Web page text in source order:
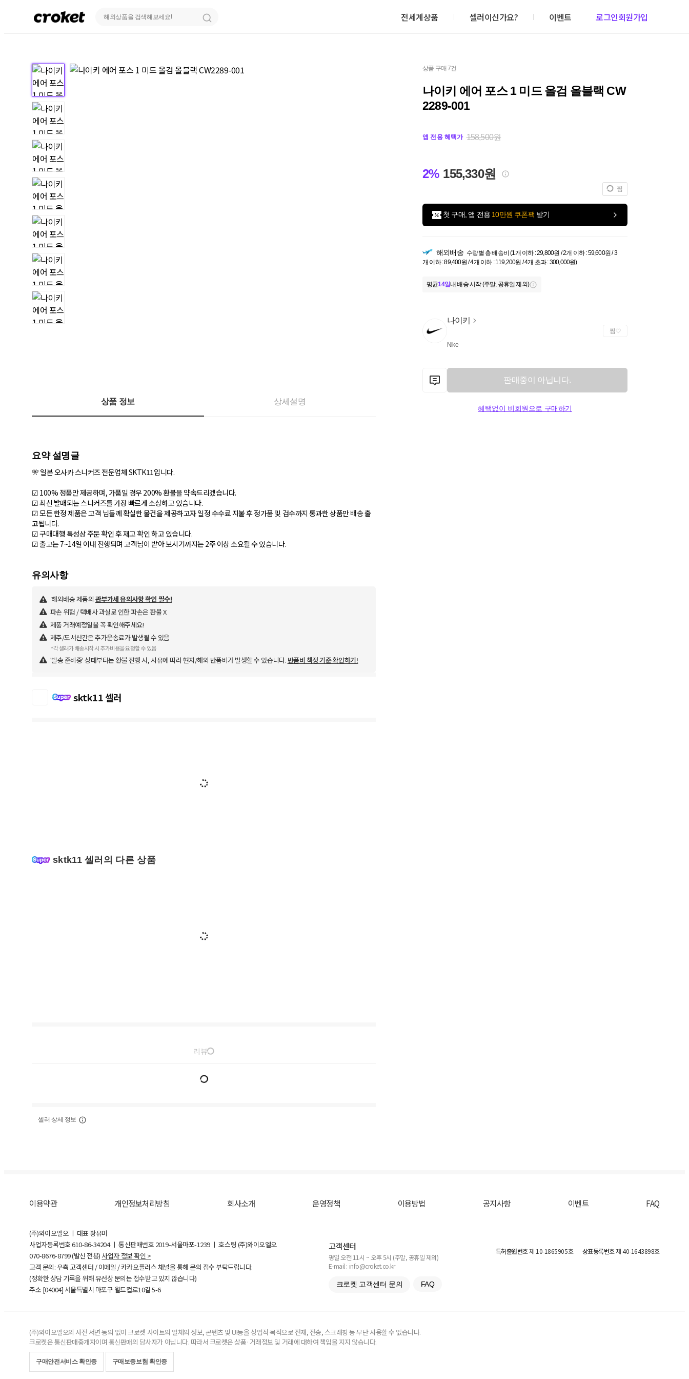
전세계상품 셀러이신가요? 이벤트 로그인회원가입
상품 구매 7건
나이키 에어 포스 1 미드 올검 올블랙 CW
2289-001
앱 전용 혜택가 158,500원
2% 155,330원
찜
첫 구매, 앱 전용 10만원 쿠폰팩 받기
해외배송 수량별 총 배송비 (1개 이하 : 29,800원 / 2개 이하 : 59,600원 / 3
개 이하 : 89,400원 / 4개 이하 : 119,200원 / 4개 초과 : 300,000원)
평균14일내 배송 시작 (주말, 공휴일 제외)
나이키
Nike
찜
판매중이 아닙니다.
혜택없이 비회원으로 구매하기
상품 정보 상세설명
요약 설명글
🎌 일본 오사카 스니커즈 전문업체 SKTK11입니다.
☑ 100% 정품만 제공하며, 가품일 경우 200% 환불을 약속드리겠습니다.
☑ 최신 발매되는 스니커즈를 가장 빠르게 소싱하고 있습니다.
☑ 모든 한정 제품은 고객 님들께 확실한 물건을 제공하고자 일정 수수료 지불 후 정가품 및 검수까지 통과한 상품만 배송 출
고됩니다.
☑ 구매대행 특성상 주문 확인 후 재고 확인 하고 있습니다.
유의사항
해외배송 제품의 관부가세 유의사항 확인 필수!
파손 위험 / 택배사 과실로 인한 파손은 환불 X
제품 거래예정일을 꼭 확인해주세요!
제주/도서산간은 추가운송료가 발생될 수 있음
*각 셀러가 배송시작 시 추가비용을 요청할 수 있음
'발송 준비중' 상태부터는 환불 진행 시, 사유에 따라 현지/해외 반품비가 발생할 수 있습니다. 반품비 책정 기준 확인하기!
sktk11 셀러
sktk11 셀러의 다른 상품
리뷰
셀러 상세 정보
이용약관 개인정보처리방침 회사소개 운영정책 이용방법 공지사항 이벤트 FAQ
(주)와이오엘오 ㅣ 대표 황유미
사업자등록번호610-86-34204ㅣ 통신판매번호 2019-서울마포-1239 ㅣ 호스팅 (주)와이오엘오
070-8676-8799 (발신 전용) 사업자 정보 확인 >
고객 문의: 우측 고객센터 / 이메일 / 카카오플러스 채널을 통해 문의 접수 부탁드립니다.
(정확한 상담 기록을 위해 유선상 문의는 접수받고 있지 않습니다)
주소 [04004] 서울특별시 마포구 월드컵로10길5-6
고객센터
평일 오전 11시 ~ 오후 5시 (주말, 공휴일 제외)
E-mail : info@croket.co.kr
크로켓 고객센터 문의 FAQ
특허출원번호제 10-1865905호 상표등록번호제 40-1643898호
(주)와이오엘오의 사전 서면 동의 없이 크로켓 사이트의 일체의 정보, 콘텐츠 및 UI등을 상업적 목적으로 전재, 전송, 스크래핑 등 무단 사용할 수 없습니다.
크로켓은 통신판매중개자이며 통신판매의 당사자가 아닙니다. 따라서 크로켓은 상품·거래정보 및 거래에 대하여 책임을 지지 않습니다.
구매안전서비스 확인증 구매보증보험 확인증